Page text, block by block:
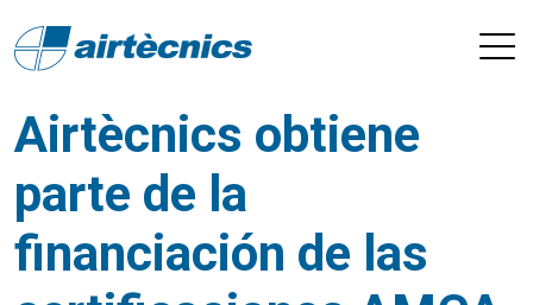
Airtècnics obtiene
parte de la
financiación de las